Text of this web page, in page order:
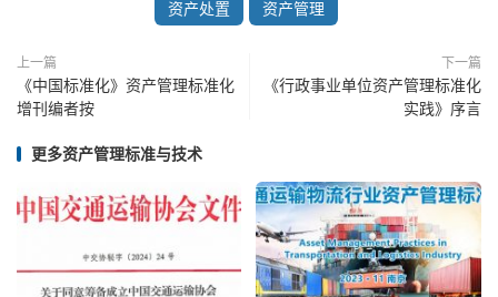
关于ISO/TC251
资产管理技术委员会，主要负责制定 ISO 55000系列标准。这些标准定义了
committee.iso.org/tc251
ISO/TC251
资产管理技术委员会第4工作组感谢所有成员，尤其是以下曾参与本文写作和评审
资产处置 资产管理
上一篇
《中国标准化》资产管理标准化
增刊编者按
下一篇
《行政事业单位资产管理标准化
实践》序言
更多资产管理标准与技术